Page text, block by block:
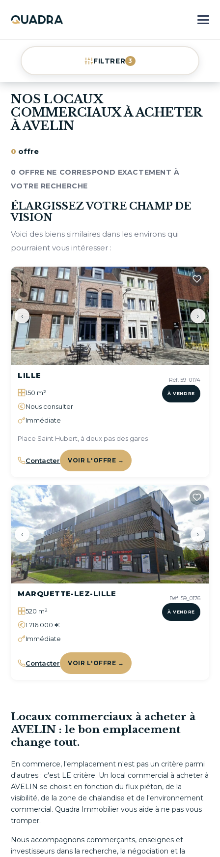
FILTRER 3
NOS LOCAUX
COMMERCIAUX À ACHETER
À AVELIN
0 offre
0 OFFRE NE CORRESPOND EXACTEMENT À
VOTRE RECHERCHE
ÉLARGISSEZ VOTRE CHAMP DE
VISION
Voici des biens similaires dans les environs qui
pourraient vous intéresser :
‹ ›
Réf. 59_0174
À VENDRE
LILLE
150 m²
Nous consulter
Immédiate
Place Saint Hubert, à deux pas des gares
Contacter VOIR L'OFFRE →
‹ ›
Réf. 59_0176
À VENDRE
MARQUETTE-LEZ-LILLE
520 m²
1 716 000 €
Immédiate
Contacter VOIR L'OFFRE →
Locaux commerciaux à acheter à
AVELIN : le bon emplacement
change tout.
En commerce, l'emplacement n'est pas un critère parmi
d'autres : c'est LE critère. Un local commercial à acheter à
AVELIN se choisit en fonction du flux piéton, de la
visibilité, de la zone de chalandise et de l'environnement
commercial. Quadra Immobilier vous aide à ne pas vous
tromper.
Nous accompagnons commerçants, enseignes et
investisseurs dans la recherche, la négociation et la